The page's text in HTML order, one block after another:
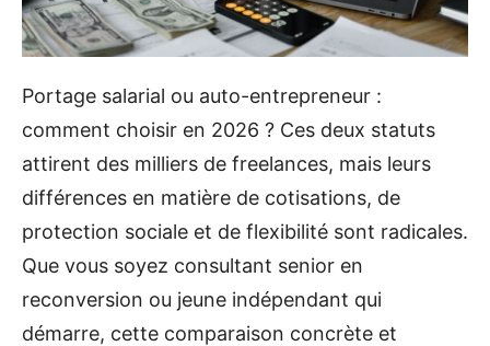
Portage salarial ou auto-entrepreneur :
comment choisir en 2026 ? Ces deux statuts
attirent des milliers de freelances, mais leurs
différences en matière de cotisations, de
protection sociale et de flexibilité sont radicales.
Que vous soyez consultant senior en
reconversion ou jeune indépendant qui
démarre, cette comparaison concrète et